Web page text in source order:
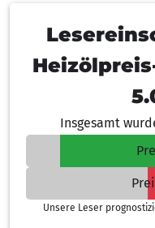
Insgesamt
Unsere Leser